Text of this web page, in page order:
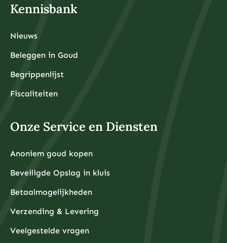
Kennisbank
Nieuws
Beleggen in Goud
Begrippenlijst
Fiscaliteiten
Onze Service en Diensten
Anoniem goud kopen
Beveiligde Opslag in kluis
Betaalmogelijkheden
Verzending & Levering
Veelgestelde vragen